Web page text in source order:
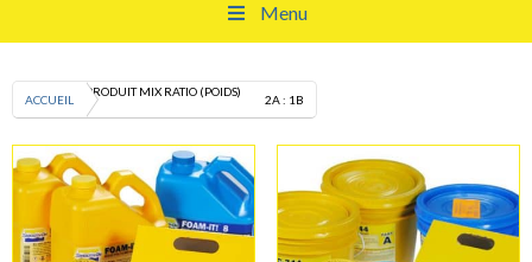
Menu
ACCUEIL
PRODUIT MIX RATIO (POIDS)
2A : 1B